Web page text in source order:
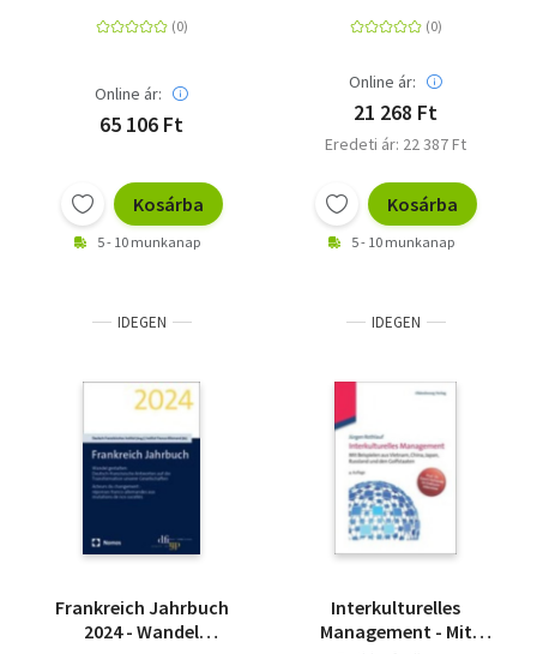
Unternehmensfinanzierung
Online ár:
65 106 Ft
Kosárba
5 - 10 munkanap
Marktorientierte
Schuldenreduktion
Online ár:
21 268 Ft
Eredeti ár: 22 387 Ft
Kosárba
5 - 10 munkanap
IDEGEN
Frankreich Jahrbuch
2024 - Wandel
IDEGEN
Interkulturelles
Management - Mit